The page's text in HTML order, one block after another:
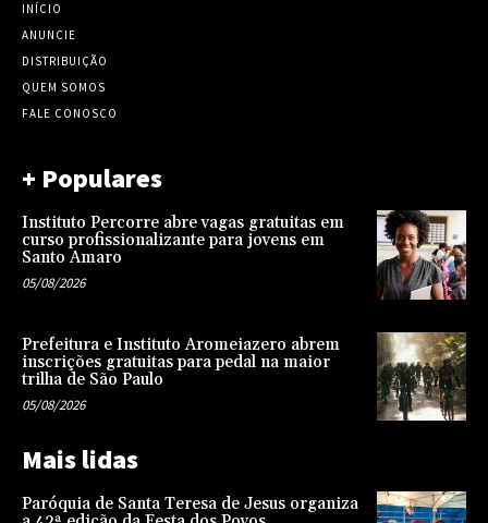
INÍCIO
ANUNCIE
DISTRIBUIÇÃO
QUEM SOMOS
FALE CONOSCO
+ Populares
Instituto Percorre abre vagas gratuitas em
curso profissionalizante para jovens em
Santo Amaro
05/08/2026
Prefeitura e Instituto Aromeiazero abrem
inscrições gratuitas para pedal na maior
trilha de São Paulo
05/08/2026
Mais lidas
Paróquia de Santa Teresa de Jesus organiza